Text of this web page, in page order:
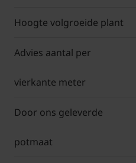
Hoogte volgroeide plant
Advies aantal per
vierkante meter
Door ons geleverde
potmaat